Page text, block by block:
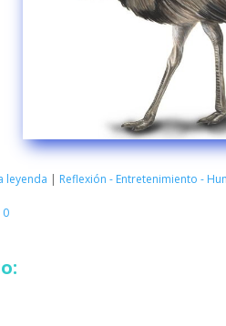
leyenda | Reflexión - Entretenimiento -
0